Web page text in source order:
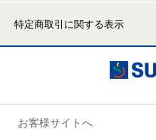
特定商取引に関する表示
お客様サイトへ